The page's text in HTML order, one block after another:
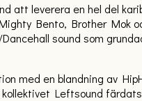
att leverera en hel del
Bento, Brother Mok
sound som
med en blandning av
Leftsound